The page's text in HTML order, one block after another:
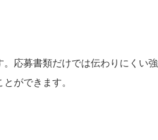
応募書類だけでは伝わりにくい
ができます。